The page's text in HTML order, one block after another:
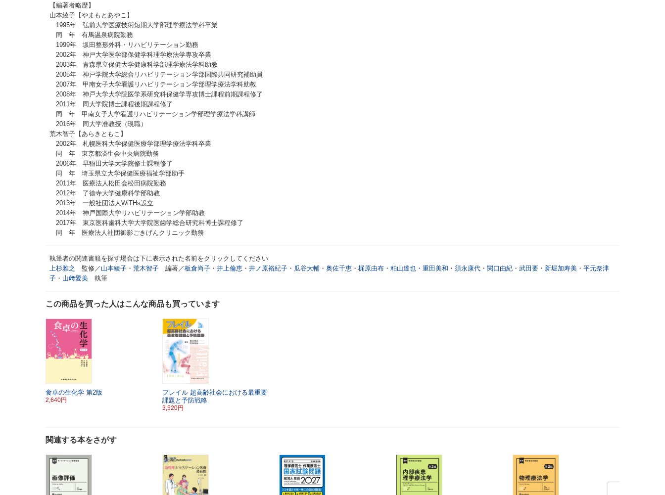
【編著者略歴】
山本綾子【やまもとあやこ】
1995年 弘前大学医療技術短期大学部理学療法学科卒業
同 年 有馬温泉病院勤務
1999年 坂田整形外科・リハビリテーション勤務
2002年 神戸大学医学部保健学科理学療法学専攻卒業
2003年 青森県立保健大学健康科学部理学療法学科助教
2005年 神戸学院大学総合リハビリテーション学部国際共同研究補助員
2007年 甲南女子大学看護リハビリテーション学部理学療法学科助教
2008年 神戸大学大学院医学系研究科保健学専攻博士課程前期課程修了
2011年 同大学院博士課程後期課程修了
同 年 甲南女子大学看護リハビリテーション学部理学療法学科講師
2016年 同大学准教授（現職）
荒木智子【あらきともこ】
2002年 札幌医科大学保健医療学部理学療法学科卒業
同 年 東京都済生会中央病院勤務
2006年 早稲田大学大学院修士課程修了
同 年 埼玉県立大学保健医療福祉学部助手
2011年 医療法人松田会松田病院勤務
2012年 了德寺大学健康科学部助教
2013年 一般社団法人WiTHs設立
2014年 神戸国際大学リハビリテーション学部助教
2017年 東京医科歯科大学大学院医歯学総合研究科博士課程修了
同 年 医療法人社団御影ごきげんクリニック勤務
執筆者の関連書籍を探す場合は下に表示された名前をクリックしてください
上杉雅之
監修／ 山本綾子 ・ 荒木智子 編著／板倉尚子 ・ 井上倫恵 ・ 井ノ原裕紀子 ・ 瓜谷大輔 ・ 奥佐千恵 ・ 梶原由布 ・ 粕山達也 ・ 重田美和 ・ 須永康代 ・ 関口由紀 ・ 武田要 ・ 新堀加寿美 ・ 平元奈津
子 ・ 山﨑愛美 執筆
この商品を買った人はこんな商品も買っています
食卓の生化学 第2版
2,640円
フレイル 超高齢社会における最重要
課題と予防戦略
3,520円
関連する本をさがす